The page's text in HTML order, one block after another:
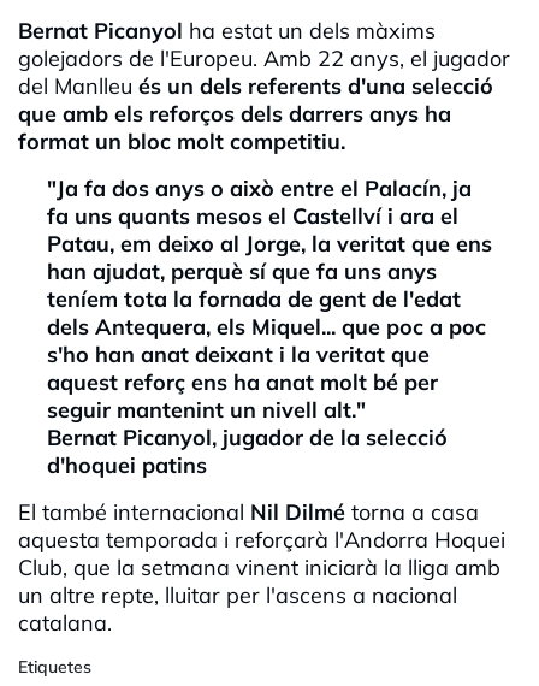
Bernat Picanyol ha estat un dels màxims
golejadors de l'Europeu. Amb 22 anys, el jugador
del Manlleu és un dels referents d'una selecció
que amb els reforços dels darrers anys ha
format un bloc molt competitiu.
"Ja fa dos anys o això entre el Palacín, ja
fa uns quants mesos el Castellví i ara el
Patau, em deixo al Jorge, la veritat que ens
han ajudat, perquè sí que fa uns anys
teníem tota la fornada de gent de l'edat
dels Antequera, els Miquel... que poc a poc
s'ho han anat deixant i la veritat que
aquest reforç ens ha anat molt bé per
seguir mantenint un nivell alt."
Bernat Picanyol, jugador de la selecció
d'hoquei patins
El també internacional Nil Dilmé torna a casa
aquesta temporada i reforçarà l'Andorra Hoquei
Club, que la setmana vinent iniciarà la lliga amb
un altre repte, lluitar per l'ascens a nacional
catalana.
Etiquetes